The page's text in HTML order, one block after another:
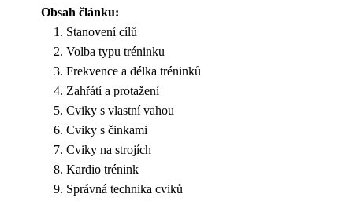
Obsah článku:
Stanovení cílů
Volba typu tréninku
Frekvence a délka tréninků
Zahřátí a protažení
Cviky s vlastní vahou
Cviky s činkami
Cviky na strojích
Kardio trénink
Správná technika cviků